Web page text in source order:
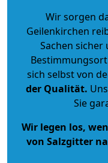
Wir sorgen
Geilenkirchen
Sachen
sich selbst von
der Qualität.
Sie
Wir legen los,
von Salzgitter